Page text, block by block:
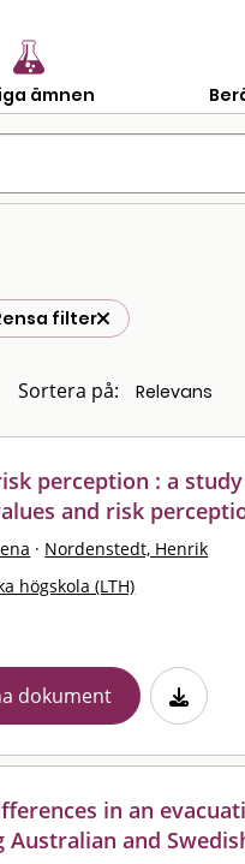
ämnen
filter
Sortera på:
perception : a
and risk
· Nordenstedt, Henrik
högskola (LTH)
dokument
in an
Australian and